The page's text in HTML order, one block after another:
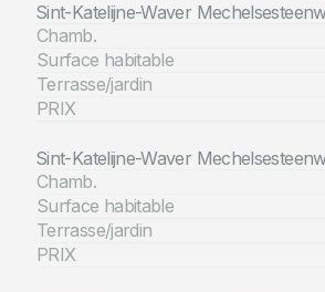
Sint-Katelijne-Waver
Chamb.
Surface habitable
Terrasse/jardin
PRIX
Sint-Katelijne-Waver
Chamb.
Surface habitable
Terrasse/jardin
PRIX